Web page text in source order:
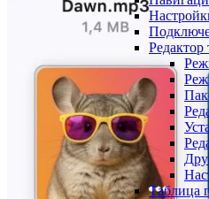
Редактор
Таблица